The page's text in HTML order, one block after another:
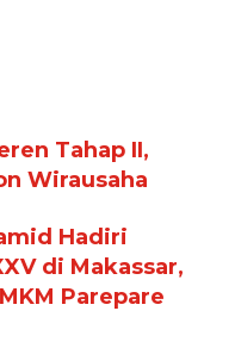
Tahap II,
Wirausaha
Hadiri
di Makassar,
Parepare